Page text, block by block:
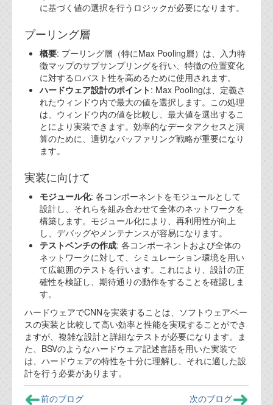
オンラインショップ
お問い合わせ
FAQ
お問い合わせフォーム
に基づく値の選択を行うロジックが必要になります。
プーリング層
概要: プーリング層（特にMax Pooling層）は、入力特
徴マップのサブサンプリングを行い、特徴の位置変化
に対するロバスト性を高めるために使用されます。
ハードウェア設計のポイント: Max Poolingは、定義さ
れたウィンドウ内で最大の値を選択します。この処理
は、ウィンドウ内の値を比較し、最大値を選出するこ
とにより実装できます。効率的なデータアクセスと演
算のために、適切なバッファリング戦略が重要になり
ます。
実装に向けて
モジュール化: 各コンポーネントをモジュールとして
設計し、それらを組み合わせて全体のネットワークを
構築します。モジュール化により、再利用性が向上
し、デバッグやメンテナンスが容易になります。
テストベンチの作成: 各コンポーネントおよび全体の
ネットワークに対して、シミュレーション環境を用い
て広範囲のテストを行います。これにより、設計の正
確性を検証し、期待通りの動作をすることを確認しま
す。
ハードウェアでCNNを実装することは、ソフトウェアベー
スの実装と比較して高い効率と性能を実現することができ
ますが、複雑な設計と詳細なテストが必要になります。ま
た、BSVのようなハードウェア記述言語を用いた実装で
は、ハードウェアの特性を十分に理解し、それに適した設
計を行う必要があります。
前のブログ
次のブログ